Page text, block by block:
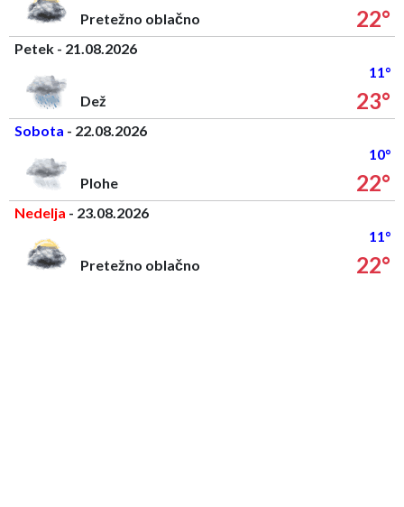
Pretežno oblačno
22°
Petek - 21.08.2026
11°
Dež
23°
Sobota - 22.08.2026
10°
Plohe
22°
Nedelja - 23.08.2026
11°
Pretežno oblačno
22°